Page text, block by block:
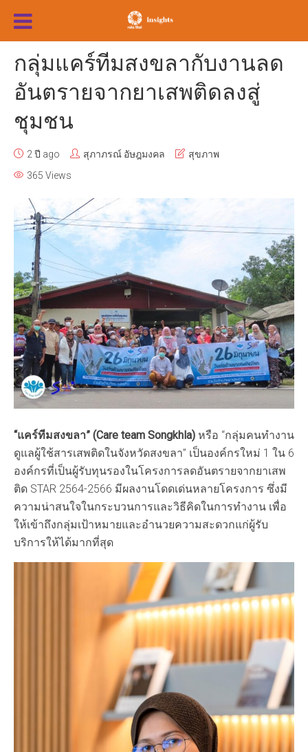
กลุ่มแคร์ทีมสงขลากับงานลด
อันตรายจากยาเสพติดลงสู่
ชุมชน
2 ปี ago สุภาภรณ์ อัษฎมงคล
สุขภาพ
365 Views
“แคร์ทีมสงขลา” (Care team Songkhla) หรือ “กลุ่มคนทำงาน
ดูแลผู้ใช้สารเสพติดในจังหวัดสงขลา” เป็นองค์กรใหม่ 1 ใน 6
องค์กรที่เป็นผู้รับทุนรองในโครงการลดอันตรายจากยาเสพ
ติด STAR 2564-2566 มีผลงานโดดเด่นหลายโครงการ ซึ่งมี
ความน่าสนใจในกระบวนการและวิธีคิดในการทำงาน เพื่อ
ให้เข้าถึงกลุ่มเป้าหมายและอำนวยความสะดวกแก่ผู้รับ
บริการให้ได้มากที่สุด